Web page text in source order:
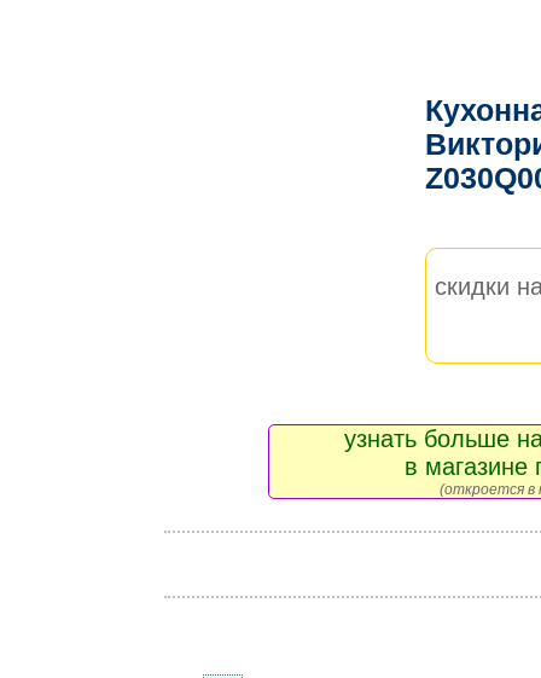
скидки
узнать больше
в магазине
(откроется в